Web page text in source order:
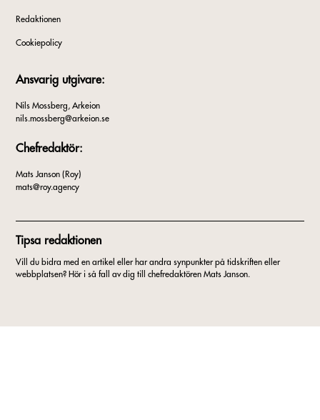
Redaktionen
Cookiepolicy
Ansvarig utgivare:
Nils Mossberg, Arkeion
nils.mossberg@arkeion.se
Chefredaktör:
Mats Janson (Roy)
mats@roy.agency
Tipsa redaktionen
Vill du bidra med en artikel eller har andra synpunkter på tidskriften eller
webbplatsen? Hör i så fall av dig till chefredaktören Mats Janson.